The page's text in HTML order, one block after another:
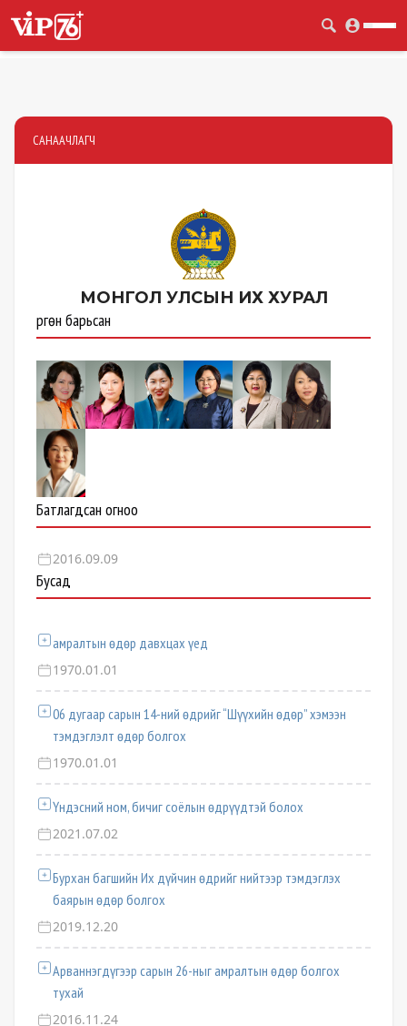
САНААЧЛАГЧ
МОНГОЛ УЛСЫН ИХ ХУРАЛ
Өргөн барьсан
Батлагдсан огноо
2016.09.09
Бусад
амралтын өдөр давхцах үед
1970.01.01
06 дугаар сарын 14-ний өдрийг “Шүүхийн өдөр” хэмээн
тэмдэглэлт өдөр болгох
1970.01.01
Үндэсний ном, бичиг соёлын өдрүүдтэй болох
2021.07.02
Бурхан багшийн Их дүйчин өдрийг нийтээр тэмдэглэх
баярын өдөр болгох
2019.12.20
Арваннэгдүгээр сарын 26-ныг амралтын өдөр болгох
тухай
2016.11.24